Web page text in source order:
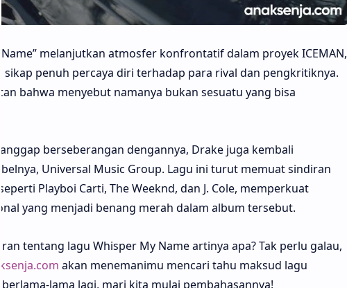
Name” melanjutkan atmosfer konfrontatif dalam proyek ICEMAN,
sikap penuh percaya diri terhadap para rival dan pengkritiknya.
bahwa menyebut namanya bukan sesuatu yang bisa
berseberangan dengannya, Drake juga kembali
Universal Music Group. Lagu ini turut memuat sindiran
Playboi Carti, The Weeknd, dan J. Cole, memperkuat
yang menjadi benang merah dalam album tersebut.
tentang lagu Whisper My Name artinya apa? Tak perlu galau,
akan menemanimu mencari tahu maksud lagu
berlama-lama lagi, mari kita mulai pembahasannya!